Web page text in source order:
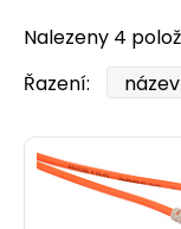
Nalezeny 4
Řazení: